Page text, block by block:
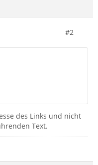
#2
des Links und nicht
Text.